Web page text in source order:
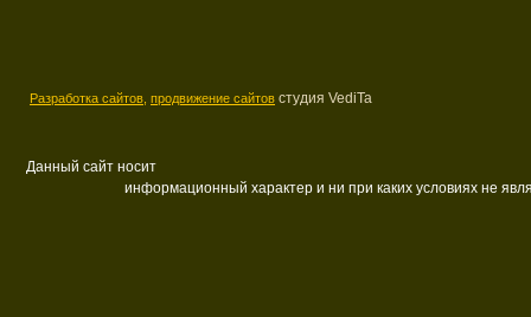
Разработка сайтов, продвижение сайтов студия VediTa
Данный сайт носит
информационный характер и ни при каких условиях не